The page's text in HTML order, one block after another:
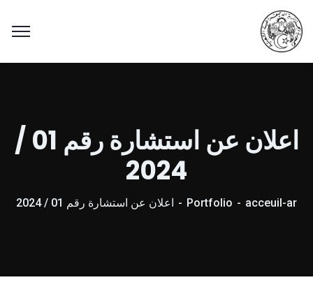
اعلان عن استشارة رقم 01 /
2024
acceuil-ar
Portfolio اعلان عن استشارة رقم 01 / 2024